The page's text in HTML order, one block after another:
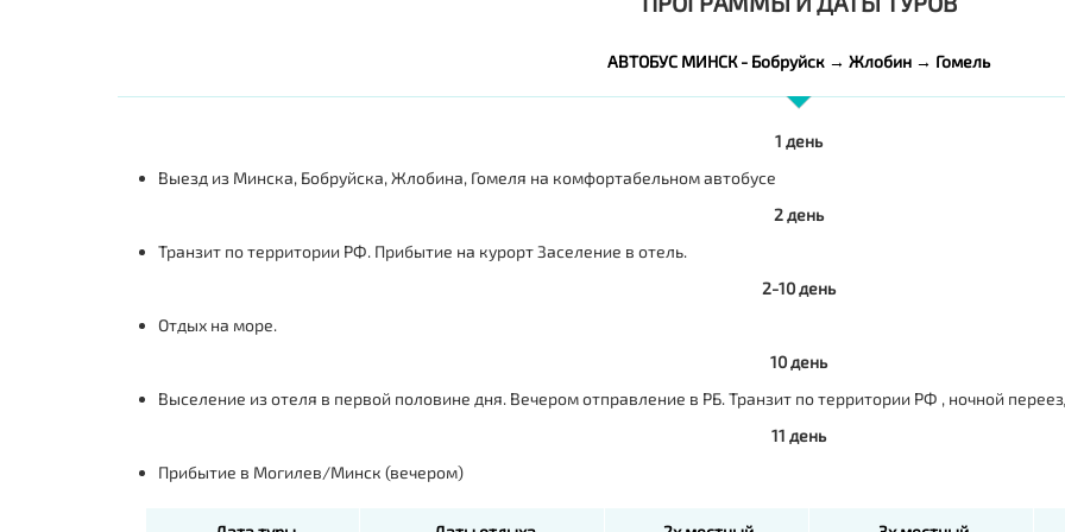
АВТОБУС МИНСК - Бобруйск → Жлобин → Гомель
1 день
Выезд из Минска, Бобруйска, Жлобина, Гомеля на комфортабельном автобусе
2 день
Транзит по территории РФ. Прибытие на курорт Заселение в отель.
2-10 день
Отдых на море.
10 день
Выселение из отеля в первой половине дня. Вечером отправление в РБ. Транзит по территории РФ , ночной
11 день
Прибытие в Могилев/Минск (вечером)